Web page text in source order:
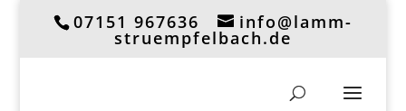
07151 967636 info@lamm-
struempfelbach.de